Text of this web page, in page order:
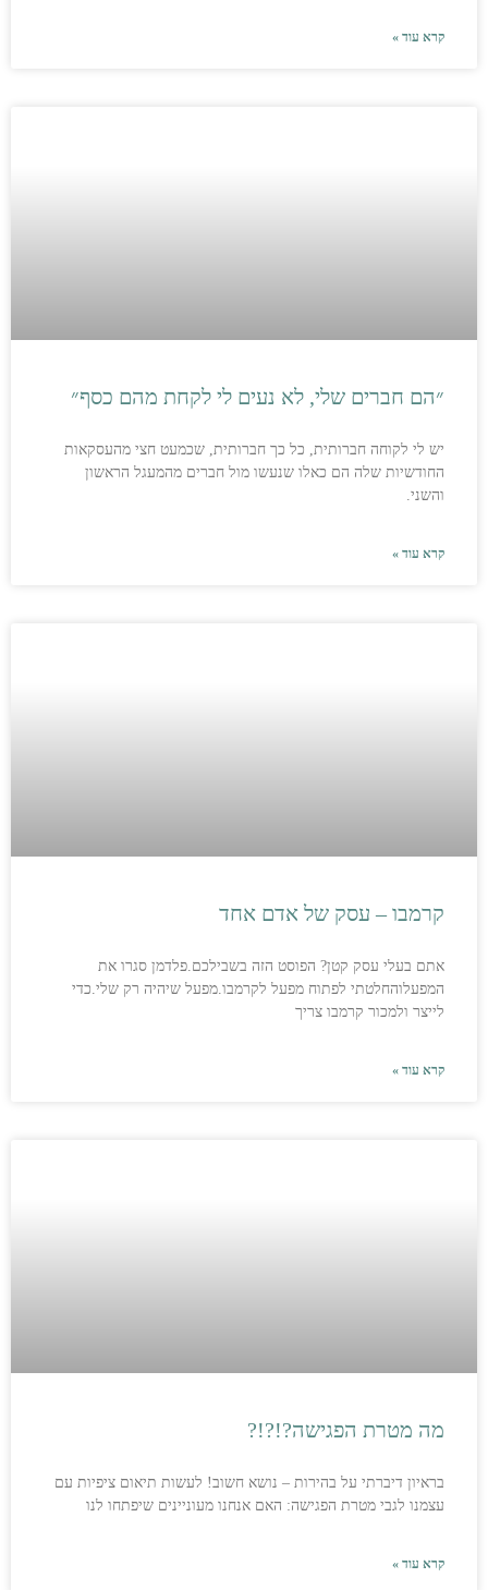
קרא עוד »
״הם חברים שלי, לא נעים לי לקחת מהם כסף״
יש לי לקוחה חברותית, כל כך חברותית, שכמעט חצי מהעסקאות
החודשיות שלה הם כאלו שנעשו מול חברים מהמעגל הראשון
והשני.
קרא עוד »
קרמבו – עסק של אדם אחד
אתם בעלי עסק קטן? הפוסט הזה בשבילכם.פלדמן סגרו את
המפעלוהחלטתי לפתוח מפעל לקרמבו.מפעל שיהיה רק שלי.כדי
לייצר ולמכור קרמבו צריך
קרא עוד »
מה מטרת הפגישה?!?!?
בראיון דיברתי על בהירות – נושא חשוב! לעשות תיאום ציפיות עם
עצמנו לגבי מטרת הפגישה: האם אנחנו מעוניינים שיפתחו לנו
קרא עוד »